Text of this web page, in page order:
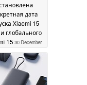
дата
Xiaomi 15
глобального
15 30 December
2024